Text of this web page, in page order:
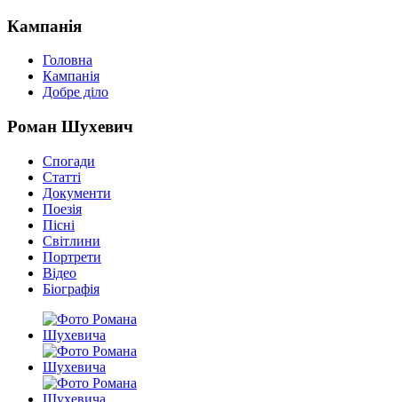
Кампанія
Головна
Кампанія
Добре діло
Роман Шухевич
Спогади
Статті
Документи
Поезія
Пісні
Світлини
Портрети
Відео
Біографія